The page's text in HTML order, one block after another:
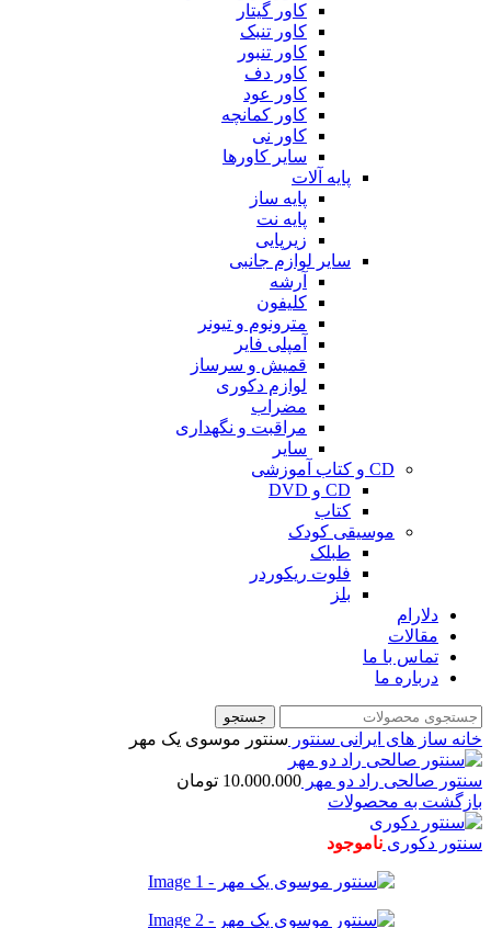
کاور گیتار
کاور تنبک
کاور تنبور
کاور دف
کاور عود
کاور کمانچه
کاور نی
سایر کاورها
پایه آلات
پایه ساز
پایه نت
زیرپایی
سایر لوازم جانبی
آرشه
کلیفون
مترونوم و تیونر
آمپلی فایر
قمیش و سرساز
لوازم دکوری
مضراب
مراقبت و نگهداری
سایر
CD و کتاب آموزشی
CD و DVD
کتاب
موسیقی کودک
طبلک
فلوت ریکوردر
بلز
دلارام
مقالات
تماس با ما
درباره ما
جستجو
خانه ساز های ایرانی سنتور سنتور موسوی یک مهر
سنتور صالحی راد دو مهر 10.000.000 تومان
بازگشت به محصولات
سنتور دکوری ناموجود